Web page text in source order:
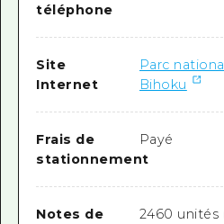
téléphone
Site
Internet
Parc
Bihoku
Frais de
stationnement
Payé
Notes de
2460 unités